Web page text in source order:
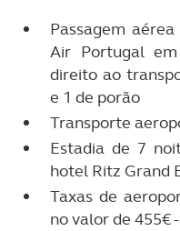
Passagem
Air Portugal
direito ao
e 1 de porão
Transporte
Estadia de 7
hotel Ritz Grand
Taxas de
no valor de 455€